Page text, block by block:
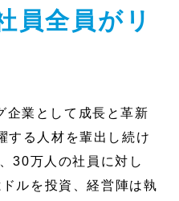
員全員がリ
企業として成長と革新
する人材を輩出し続け
30万人の社員に対し
ルを投資、経営陣は執